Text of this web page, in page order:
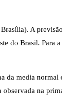
A
do Brasil. Para
da media
na